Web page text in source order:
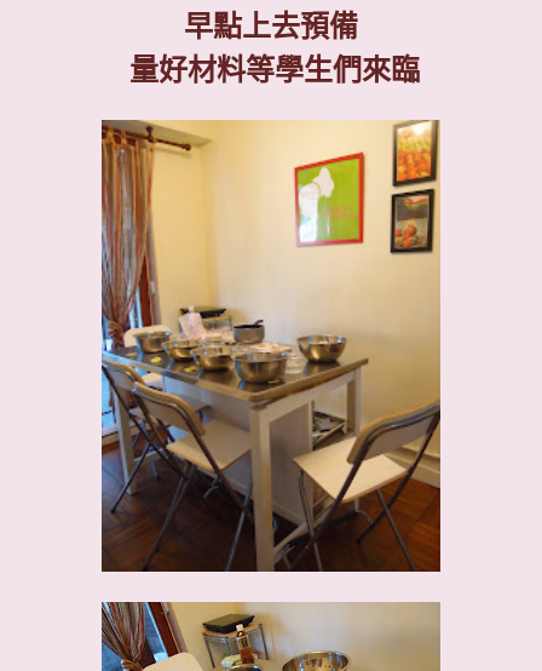
早點上去預備
量好材料等學生們來臨